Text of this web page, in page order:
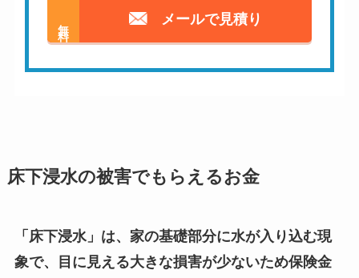
メールで見積り
床下浸水の被害でもらえるお金
「床下浸水」は、家の基礎部分に水が入り込む現
象で、目に見える大きな損害が少ないため保険金